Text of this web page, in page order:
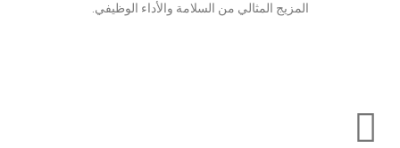
المزيج المثالي من السلامة والأداء الوظيفي.